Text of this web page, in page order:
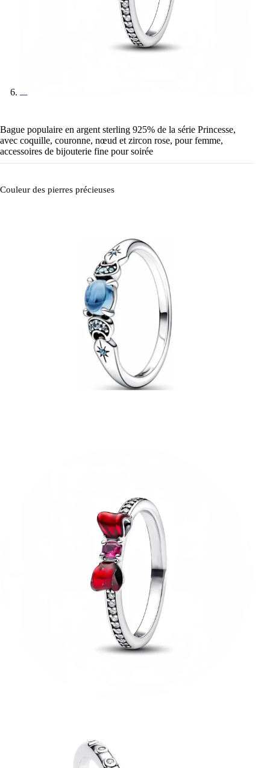
Bague populaire en argent sterling 925% de la série Princesse,
avec coquille, couronne, nœud et zircon rose, pour femme,
accessoires de bijouterie fine pour soirée
Couleur des pierres précieuses